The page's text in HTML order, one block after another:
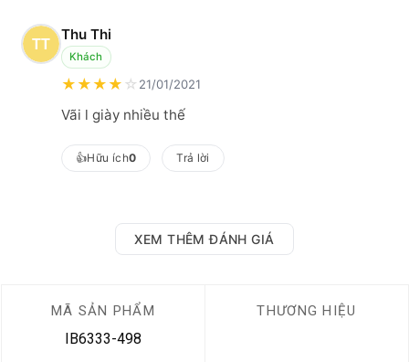
Thu Thi
Khách
★ ★ ★ ★ ☆ 21/01/2021
Vãi l giày nhiều thế
👍Hữu ích0 Trả lời
XEM THÊM ĐÁNH GIÁ
MÃ SẢN PHẨM
IB6333-498
THƯƠNG HIỆU